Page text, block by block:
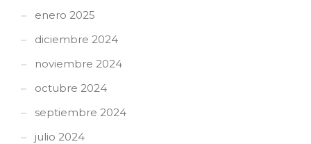
enero 2025
diciembre 2024
noviembre 2024
octubre 2024
septiembre 2024
julio 2024